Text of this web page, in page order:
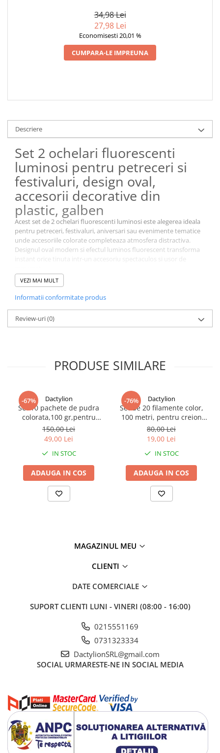
LUMINOASE DIN PLASTIC,34,98 Lei
27,98 Lei
Economisesti 20,01 %
CUMPARA-LE IMPREUNA
Descriere
Set 2 ochelari fluorescenti
luminosi pentru petreceri si
festivaluri, design oval,
accesorii decorative din
plastic, galben
Acest set de 2 ochelari fluorescenti luminosi este alegerea ideala
pentru petreceri, festivaluri, aniversari sau evenimente tematice
unde accesoriile colorate completeaza atmosfera distractiva.
Designul oval modern si efectul luminos fluorescent transforma
instant orice tinuta intr-un accesoriu spectaculos si usor de
Realizati din plastic usor si rezistent, ochelarii sunt confortabili la
purtare si potriviti atat pentru copii, cat si pentru adulti. Culoarea
galben fluorescent ofera un efect vizual atractiv in timpul
tematice.
purtarea confortabila pe durata evenimentelor, fara disconfort.
eveniment, fiind potrivit pentru persoanele care doresc accesorii
VEZI MAI MULT
Informatii conformitate produs
Review-uri(0)
PRODUSE SIMILARE
-67% Dactylion
Set 10 pachete de pudra
colorata,100 gr,pentru
copii,non toxica,cantitate
pachet 1kg - Multicolor
150,00 Lei
49,00 Lei
IN STOC
ADAUGA IN COS
-76% Dactylion
Set de 20 filamente color,
100 metri, pentru creion
3D, rezerve universale de 5
m - Multicolor
80,00 Lei
19,00 Lei
IN STOC
ADAUGA IN COS
MAGAZINUL MEU
CLIENTI
DATE COMERCIALE
SUPORT CLIENTI LUNI - VINERI (08:00 - 16:00)
0215551169
0731323334
DactylionSRL@gmail.com
SOCIAL URMARESTE-NE IN SOCIAL MEDIA